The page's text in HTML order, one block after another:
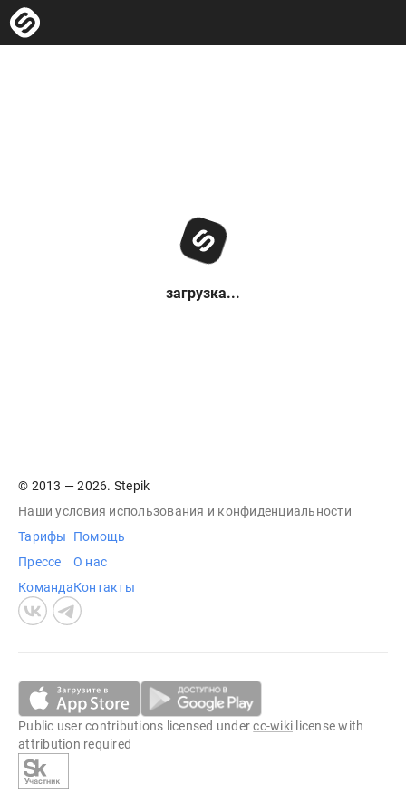
загрузка...
© 2013 — 2026. Stepik
Наши условия использования и конфиденциальности
Тарифы
Прессе
Команда
Помощь
О нас
Контакты
Public user contributions licensed undercc-wiki license with
attribution required